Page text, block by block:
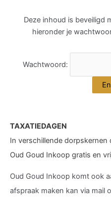
Deze inhoud is beveiligd
hieronder je
Wachtwoord:
TAXATIEDAGEN
In verschillende
Oud Goud Inkoop gratis en
Oud Goud Inkoop komt ook
afspraak maken kan via mail